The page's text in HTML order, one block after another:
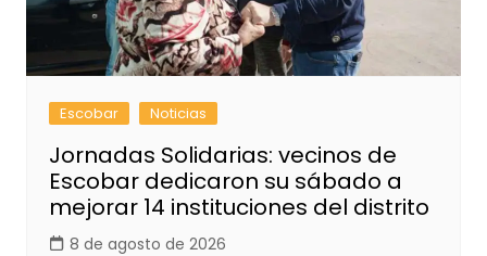
Escobar Noticias
Jornadas Solidarias: vecinos de
Escobar dedicaron su sábado a
mejorar 14 instituciones del distrito
8 de agosto de 2026